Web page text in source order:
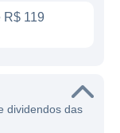
R$ 119
dividendos das